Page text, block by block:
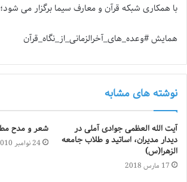
با همکاری شبکه قرآن و معارف سیما برگزار می شود؛
همایش #وعده_های_آخرالزمانی_از_نگاه_قرآن
نوشته های مشابه
آیت الله العظمی جوادی آملی در
دیدار مدیران، اساتید و طلاب جامعه
الزهرا(س)
17 مارس 2018
شعر و مدح
24 نوامبر 2010